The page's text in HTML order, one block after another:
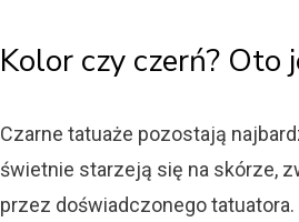
Kolor czy czerń? Oto
Czarne tatuaże pozostają
świetnie starzeją się na skórze,
przez doświadczonego